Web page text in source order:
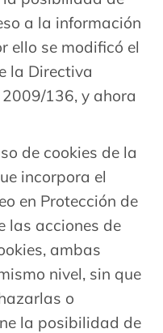
a la información
ello se modificó el
la Directiva
136, y ahora
de cookies de la
incorpora el
en Protección de
las acciones de
ambas
nivel, sin que
o
la posibilidad de